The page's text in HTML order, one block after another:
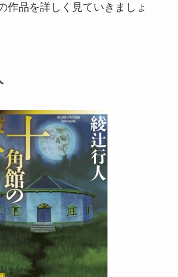
作品を詳しく見ていきましょ